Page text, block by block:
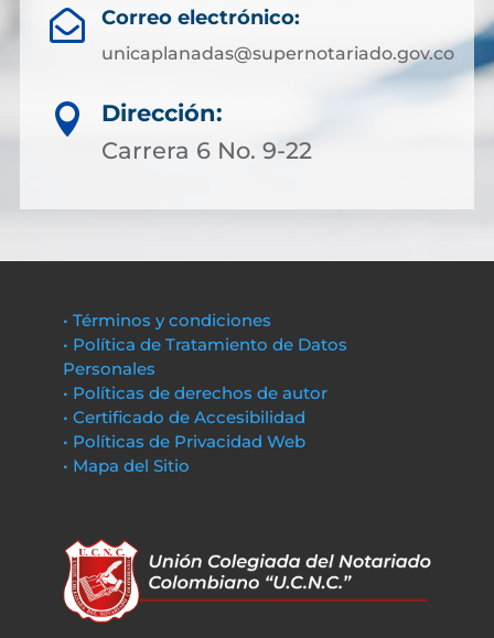
 Correo electrónico:
unicaplanadas@supernotariado.gov.co

Dirección:
Carrera 6 No. 9-22
• Términos y condiciones
• Política de Tratamiento de Datos
Personales
• Políticas de derechos de autor
• Certificado de Accesibilidad
• Políticas de Privacidad Web
• Mapa del Sitio